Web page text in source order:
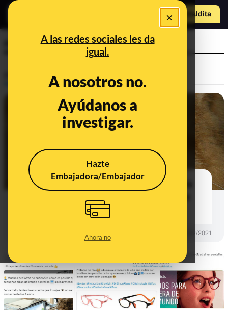
×
A las redes sociales les da
igual.
A nosotros no.
Ayúdanos a
investigar.
Hazte
Embajadora/Embajador
Ahora no
Hazte Maldita
¿Por qué los ojos de los perros o los
luz en la oscuridad?
11/02/2021